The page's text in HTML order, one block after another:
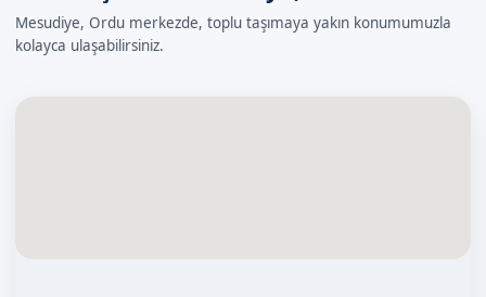
Mesudiye, Ordu merkezde, toplu taşımaya yakın konumumuzla
kolayca ulaşabilirsiniz.